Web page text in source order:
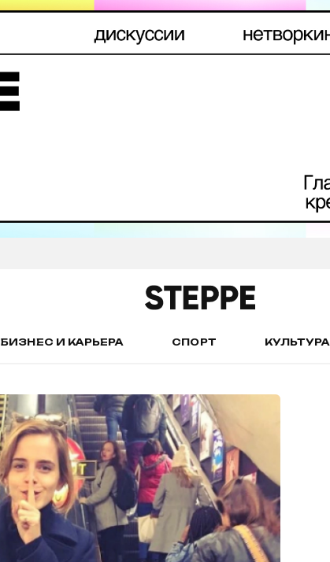
БИЗНЕС И КАРЬЕРА СПОРТ КУЛЬТУРА